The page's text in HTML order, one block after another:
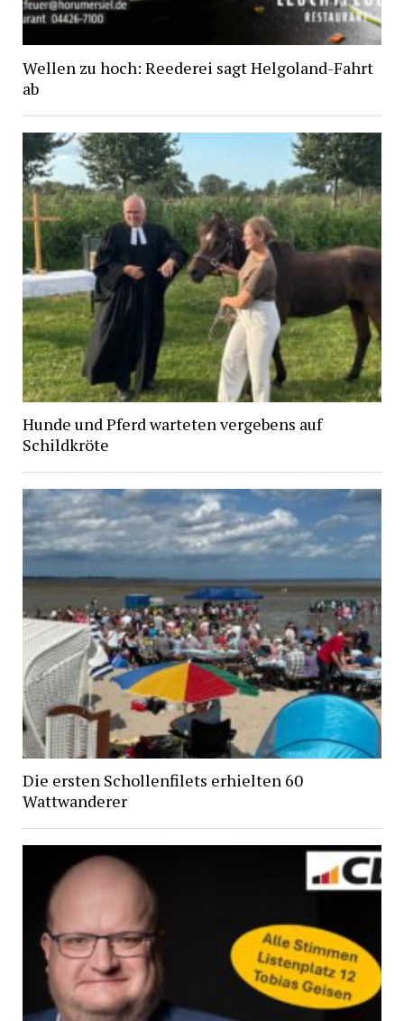
Wellen zu hoch: Reederei sagt Helgoland-Fahrt
ab
Hunde und Pferd warteten vergebens auf
Schildkröte
Die ersten Schollenfilets erhielten 60
Wattwanderer